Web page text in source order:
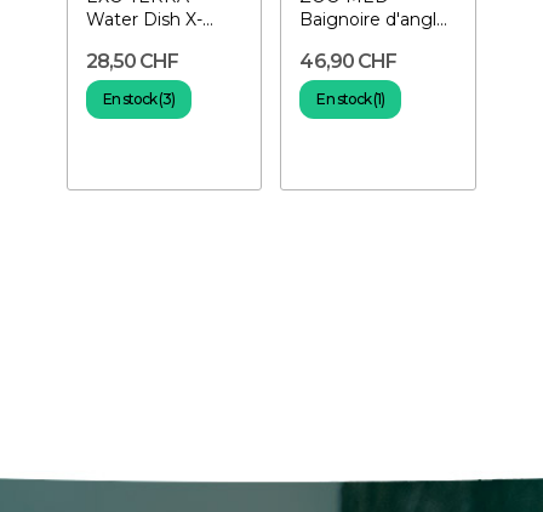
Water Dish X-
eau pour reptiles
28,50 CHF
En stock (3)
Baignoire d'angle
à eau pour...
46,90 CHF
En stock (1)